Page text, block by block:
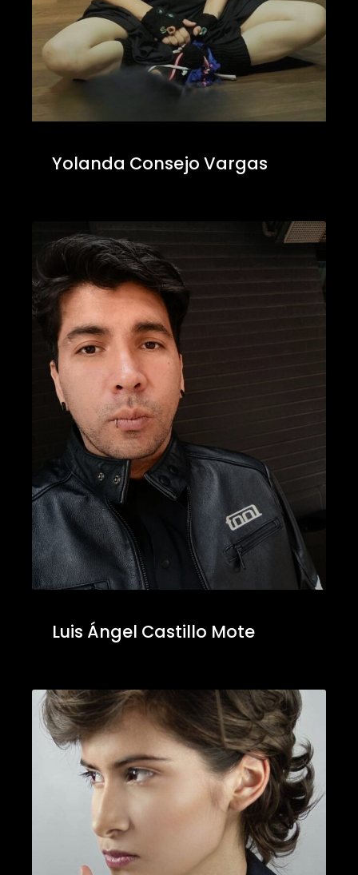
Yolanda Consejo Vargas
Luis Ángel Castillo Mote